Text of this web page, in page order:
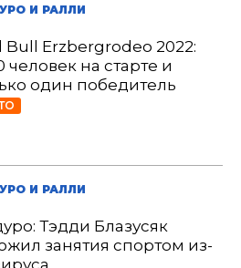
И РАЛЛИ
Bull Erzbergrodeo 2022:
человек на старте и
один победитель
И РАЛЛИ
Тэдди Блазусяк
занятия спортом из-